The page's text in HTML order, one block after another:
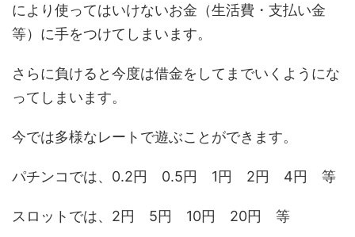
により使ってはいけないお金（生活費・支払い金
等）に手をつけてしまいます。
さらに負けると今度は借金をしてまでいくようにな
ってしまいます。
今では多様なレートで遊ぶことができます。
パチンコでは、0.2円 0.5円 1円 2円 4円 等
スロットでは、2円 5円 10円 20円 等